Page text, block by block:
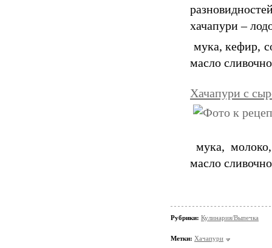
хачапури –
мука, кефир,
масло
Хачапури с
мука,
масло
Рубрики: Кулинария/Выпечка
Метки: Хачапури